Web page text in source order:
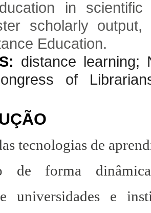
in
scholarly
Education.
distance learning;
of
tecnologias de
de forma
universidades e